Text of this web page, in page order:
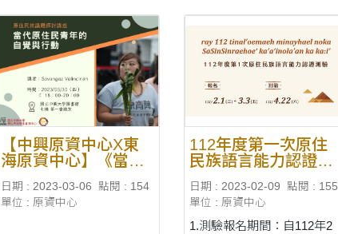
加深族群文化認同。 二﹑活
動及報名資訊： (一)活動時
間：112年3月29日至3月31
日....
【中興原資中心X東
海原資中心】《當代
原住民青年的自覺與
行動》原住民族議題
探討講座
日期 : 2023-03-06
點閱 : 154
單位 : 原資中心
112年度第一次原住
民族語言能力認證測
驗
日期 : 2023-02-09
點閱 : 155
單位 : 原資中心
1.測驗報名期間：自112年2